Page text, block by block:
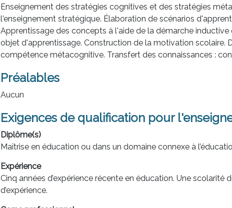
Enseignement des stratégies cognitives et des stratégies
l'enseignement stratégique. Élaboration de scénarios
Apprentissage des concepts à l'aide de la démarche
objet d'apprentissage. Construction de la motivation
compétence métacognitive. Transfert des connaissances :
Préalables
Aucun
Exigences de qualification pour
Diplôme(s)
Maîtrise en éducation ou dans un domaine connexe à
Expérience
Cinq années d’expérience récente en éducation. Une
d’expérience.